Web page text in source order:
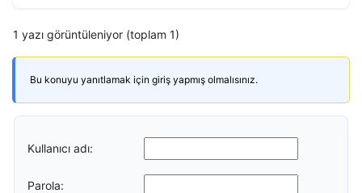
1 yazı görüntüleniyor (toplam 1)
Bu konuyu yanıtlamak için giriş yapmış olmalısınız.
Kullanıcı adı:
Parola: